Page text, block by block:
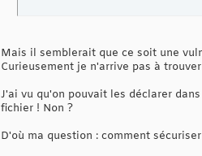
Mais il semblerait que ce soit une
Curieusement je n'arrive pas à
J'ai vu qu'on pouvait les déclarer dans
fichier ! Non ?
D'où ma question : comment